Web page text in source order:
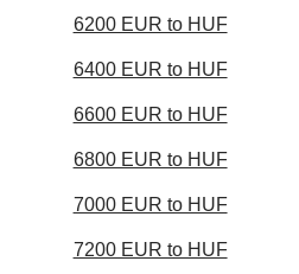
6200 EUR to HUF
6400 EUR to HUF
6600 EUR to HUF
6800 EUR to HUF
7000 EUR to HUF
7200 EUR to HUF